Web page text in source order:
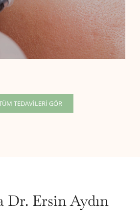
TEDAVİLERİ GÖR
Dr. Ersin Aydın